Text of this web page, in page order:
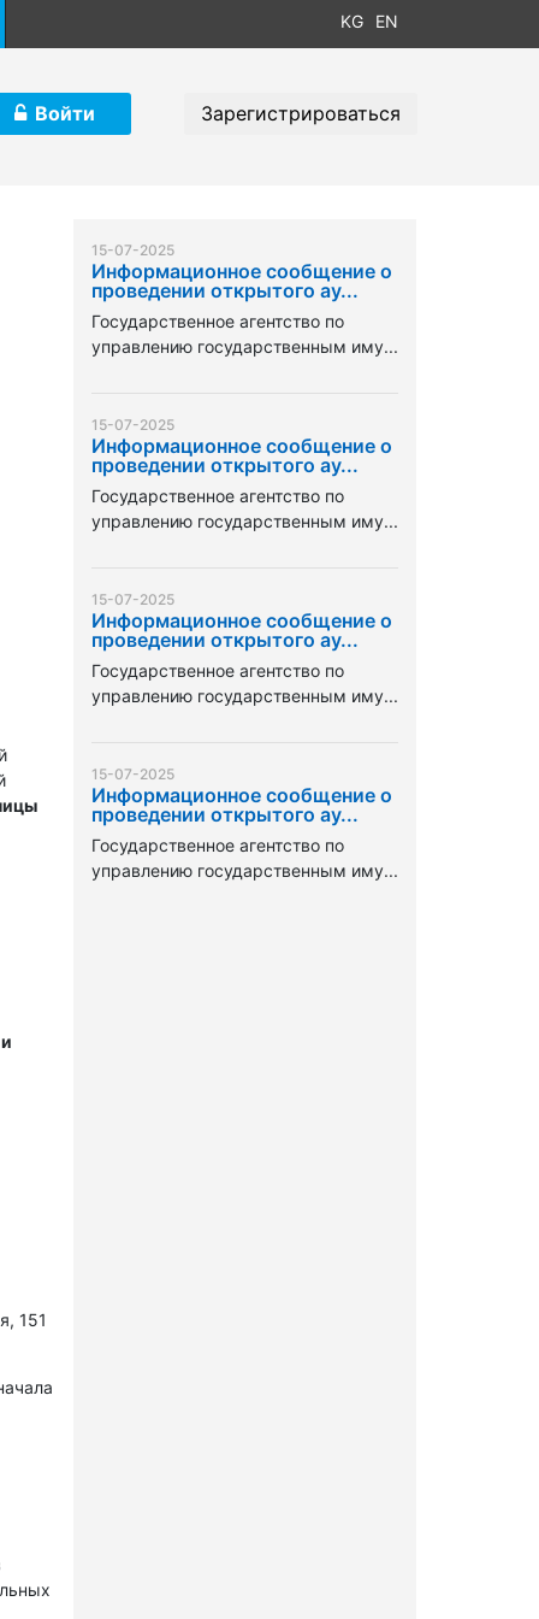
KG EN
Войти Зарегистрироваться
151
15-07-2025
Информационное сообщение о
проведении открытого ау...
Государственное агентство по
управлению государственным иму...
15-07-2025
Информационное сообщение о
проведении открытого ау...
Государственное агентство по
управлению государственным иму...
15-07-2025
Информационное сообщение о
проведении открытого ау...
Государственное агентство по
управлению государственным иму...
15-07-2025
Информационное сообщение о
проведении открытого ау...
Государственное агентство по
управлению государственным иму...